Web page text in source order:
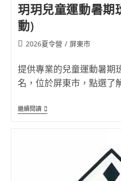
玥玥兒童運動暑期
動)
Post2026夏令營 / 屏東市
提供專業的兒童運動暑期
名，位於屏東市，點選了
繼續閱讀玥
玥